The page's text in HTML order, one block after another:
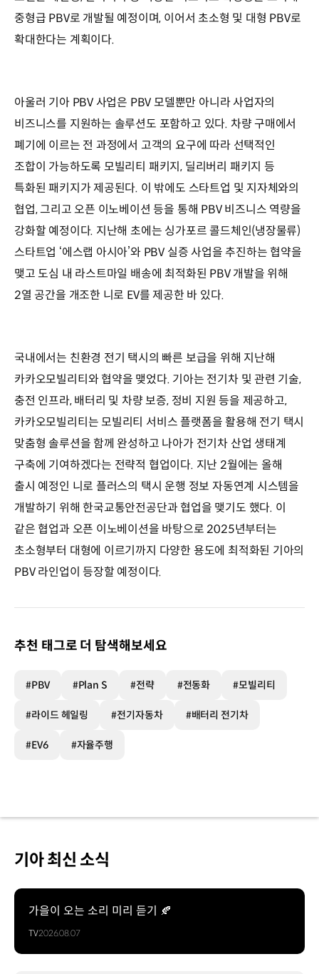
중형급 PBV로 개발될 예정이며, 이어서 초소형 및 대형 PBV로
확대한다는 계획이다.
아울러 기아 PBV 사업은 PBV 모델뿐만 아니라 사업자의
비즈니스를 지원하는 솔루션도 포함하고 있다. 차량 구매에서
폐기에 이르는 전 과정에서 고객의 요구에 따라 선택적인
조합이 가능하도록 모빌리티 패키지, 딜리버리 패키지 등
특화된 패키지가 제공된다. 이 밖에도 스타트업 및 지자체와의
협업, 그리고 오픈 이노베이션 등을 통해 PBV 비즈니스 역량을
강화할 예정이다. 지난해 초에는 싱가포르 콜드체인(냉장물류)
스타트업 ‘에스랩 아시아’와 PBV 실증 사업을 추진하는 협약을
맺고 도심 내 라스트마일 배송에 최적화된 PBV 개발을 위해
2열 공간을 개조한 니로 EV를 제공한 바 있다.
국내에서는 친환경 전기 택시의 빠른 보급을 위해 지난해
카카오모빌리티와 협약을 맺었다. 기아는 전기차 및 관련 기술,
충전 인프라, 배터리 및 차량 보증, 정비 지원 등을 제공하고,
카카오모빌리티는 모빌리티 서비스 플랫폼을 활용해 전기 택시
맞춤형 솔루션을 함께 완성하고 나아가 전기차 산업 생태계
구축에 기여하겠다는 전략적 협업이다. 지난 2월에는 올해
출시 예정인 니로 플러스의 택시 운행 정보 자동연계 시스템을
개발하기 위해 한국교통안전공단과 협업을 맺기도 했다. 이
같은 협업과 오픈 이노베이션을 바탕으로 2025년부터는
초소형부터 대형에 이르기까지 다양한 용도에 최적화된 기아의
PBV 라인업이 등장할 예정이다.
추천 태그로 더 탐색해보세요
#PBV #Plan S #전략 #전동화 #모빌리티
#라이드 헤일링 #전기자동차 #배터리 전기차
#EV6 #자율주행
기아 최신 소식
가을이 오는 소리 미리 듣기 🍂
TV2026.08.07